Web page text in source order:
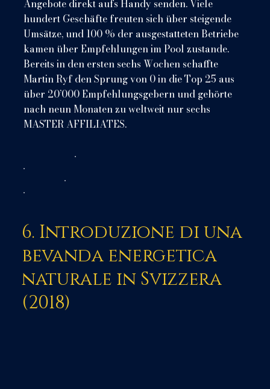
Angebote direkt aufs Handy senden. Viele
hundert Geschäfte freuten sich über steigende
Umsätze, und 100 % der ausgestatteten Betriebe
kamen über Empfehlungen im Pool zustande.
Bereits in den ersten sechs Wochen schaffte
Martin Ryf den Sprung von 0 in die Top 25 aus
über 20’000 Empfehlungsgebern und gehörte
nach neun Monaten zu weltweit nur sechs
MASTER AFFILIATES.
6. Introduzione di una
bevanda energetica
naturale in Svizzera
(2018)